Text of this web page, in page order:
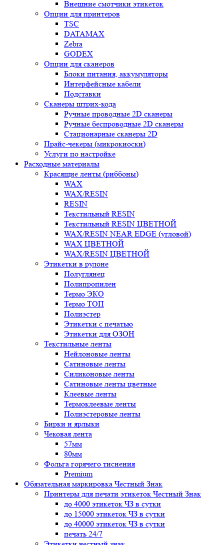
Внешние смотчики этикеток
Опции для принтеров
TSC
DATAMAX
Zebra
GODEX
Опции для сканеров
Блоки питания, аккумуляторы
Интерфейсные кабели
Подставки
Сканеры штрих-кода
Ручные проводные 2D сканеры
Ручные беспроводные 2D сканеры
Стационарные сканеры 2D
Прайс-чекеры (микрокиоски)
Услуги по настройке
Расходные материалы
Красящие ленты (риббоны)
WAX
WAX/RESIN
RESIN
Текстильный RESIN
Текстильный RESIN ЦВЕТНОЙ
WAX/RESIN NEAR EDGE (угловой)
WAX ЦВЕТНОЙ
WAX/RESIN ЦВЕТНОЙ
Этикетки в рулоне
Полуглянец
Полипропилен
Термо ЭКО
Термо ТОП
Полиэстер
Этикетки с печатью
Этикетки для ОЗОН
Текстильные ленты
Нейлоновые ленты
Сатиновые ленты
Силиконовые ленты
Сатиновые ленты цветные
Клеевые ленты
Термоклеевые ленты
Полиэстеровые ленты
Бирки и ярлыки
Чековая лента
57мм
80мм
Фольга горячего тиснения
Premium
Обязательная маркировка Честный Знак
Принтеры для печати этикеток Честный Знак
до 4000 этикеток ЧЗ в сутки
до 15000 этикеток ЧЗ в сутки
до 40000 этикеток ЧЗ в сутки
печать 24/7